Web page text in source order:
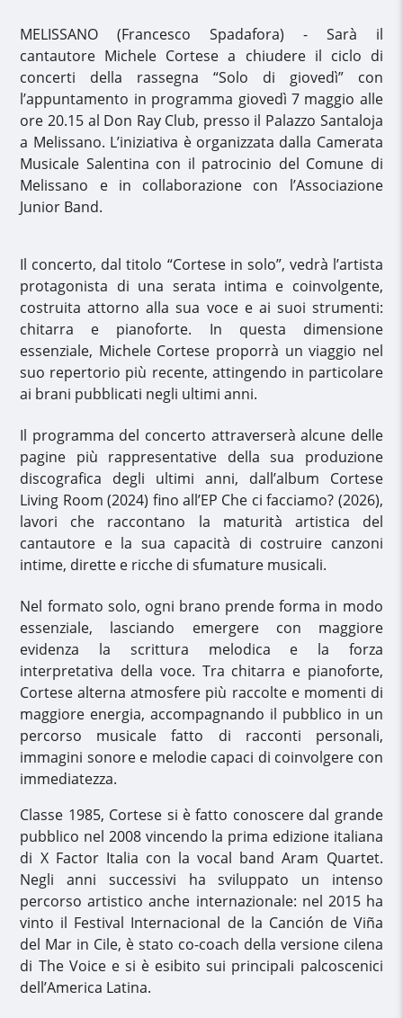
MELISSANO (Francesco Spadafora) - Sarà il
cantautore Michele Cortese a chiudere il ciclo di
concerti della rassegna “Solo di giovedì” con
l’appuntamento in programma giovedì 7 maggio alle
ore 20.15 al Don Ray Club, presso il Palazzo Santaloja
a Melissano. L’iniziativa è organizzata dalla Camerata
Musicale Salentina con il patrocinio del Comune di
Melissano e in collaborazione con l’Associazione
Junior Band.
Il concerto, dal titolo “Cortese in solo”, vedrà l’artista
protagonista di una serata intima e coinvolgente,
costruita attorno alla sua voce e ai suoi strumenti:
chitarra e pianoforte. In questa dimensione
essenziale, Michele Cortese proporrà un viaggio nel
suo repertorio più recente, attingendo in particolare
ai brani pubblicati negli ultimi anni.
Il programma del concerto attraverserà alcune delle
pagine più rappresentative della sua produzione
discografica degli ultimi anni, dall’album Cortese
Living Room (2024) fino all’EP Che ci facciamo? (2026),
lavori che raccontano la maturità artistica del
cantautore e la sua capacità di costruire canzoni
intime, dirette e ricche di sfumature musicali.
Nel formato solo, ogni brano prende forma in modo
essenziale, lasciando emergere con maggiore
evidenza la scrittura melodica e la forza
interpretativa della voce. Tra chitarra e pianoforte,
Cortese alterna atmosfere più raccolte e momenti di
maggiore energia, accompagnando il pubblico in un
percorso musicale fatto di racconti personali,
immagini sonore e melodie capaci di coinvolgere con
immediatezza.
Classe 1985, Cortese si è fatto conoscere dal grande
pubblico nel 2008 vincendo la prima edizione italiana
di X Factor Italia con la vocal band Aram Quartet.
Negli anni successivi ha sviluppato un intenso
percorso artistico anche internazionale: nel 2015 ha
vinto il Festival Internacional de la Canción de Viña
del Mar in Cile, è stato co-coach della versione cilena
di The Voice e si è esibito sui principali palcoscenici
dell’America Latina.